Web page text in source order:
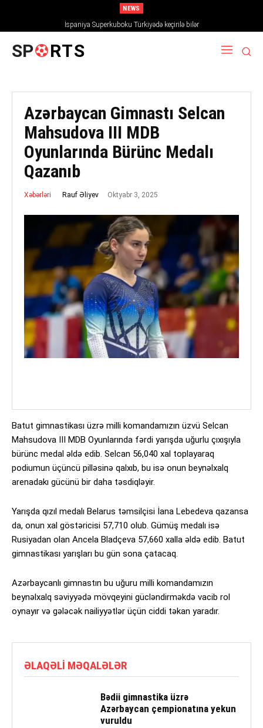
NEWS
İspaniya Superkuboku Türkiyədə keçirilə bilər
SP RTS
Azərbaycan Gimnastı Selcan
Mahsudova III MDB
Oyunlarında Bürünc Medalı
Qazanıb
Xəbərləri Rauf Əliyev Oktyabr 3, 2025
Batut gimnastikası üzrə milli komandamızın üzvü Selcan
Mahsudova III MDB Oyunlarında fərdi yarışda uğurlu çıxışıyla
bürünc medal əldə edib. Selcan 56,040 xal toplayaraq
podiumun üçüncü pilləsinə qalxıb, bu isə onun beynəlxalq
arenadakı gücünü bir daha təsdiqləyir.
Yarışda qızıl medalı Belarus təmsilçisi İana Lebedeva qazansa
da, onun xal göstəricisi 57,710 olub. Gümüş medalı isə
Rusiyadan olan Ancela Bladçeva 57,660 xalla əldə edib. Batut
gimnastikası yarışları bu gün sona çatacaq.
Azərbaycanlı gimnastın bu uğuru milli komandamızın
beynəlxalq səviyyədə mövqeyini gücləndirməkdə vacib rol
oynayır və gələcək nailiyyətlər üçün ciddi təkan yaradır.
ƏLAQƏLI MƏQALƏLƏR
Bədii gimnastika üzrə
Azərbaycan çempionatına yekun
vuruldu